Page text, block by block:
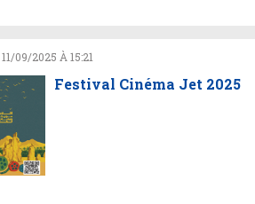
11/09/2025 À 15:21
Festival Cinéma Jet 2025